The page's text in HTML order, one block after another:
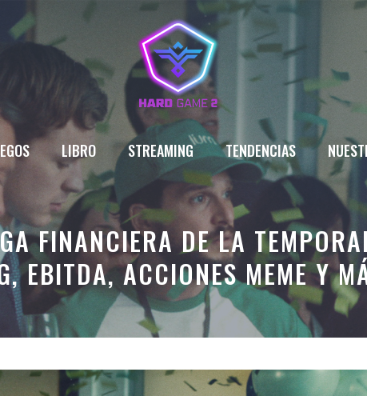
LIBRO STREAMING TENDENCIAS
FINANCIERA DE LA
EBITDA, ACCIONES MEME Y